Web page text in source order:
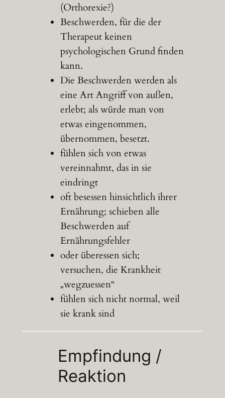
(Orthorexie?)
Beschwerden, für die der
Therapeut keinen
psychologischen Grund finden
kann.
Die Beschwerden werden als
eine Art Angriff von außen,
erlebt; als würde man von
etwas eingenommen,
übernommen, besetzt.
fühlen sich von etwas
vereinnahmt, das in sie
eindringt
oft besessen hinsichtlich ihrer
Ernährung; schieben alle
Beschwerden auf
Ernährungsfehler
oder überessen sich;
versuchen, die Krankheit
„wegzuessen“
fühlen sich nicht normal, weil
sie krank sind
Empfindung /
Reaktion